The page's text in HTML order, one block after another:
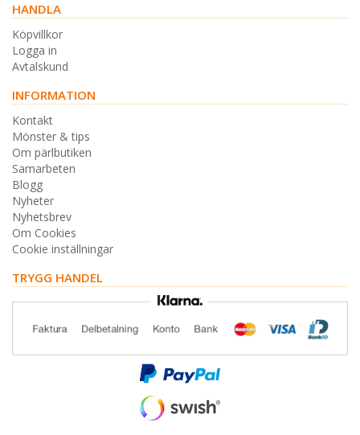
HANDLA
Köpvillkor
Logga in
Avtalskund
INFORMATION
Kontakt
Mönster & tips
Om pärlbutiken
Samarbeten
Blogg
Nyheter
Nyhetsbrev
Om Cookies
Cookie inställningar
TRYGG HANDEL